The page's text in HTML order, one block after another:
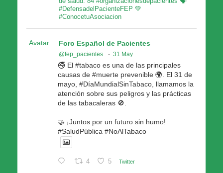
#DefensadelPacienteFEP 💚
#ConocetuAsociacion
Avatar Foro Español de Pacientes
@fep_pacientes · 31 May
🚭 El #tabaco es una de las principales
causas de #muerte prevenible 🌍. El 31 de
mayo, #DíaMundialSinTabaco, llamamos la
atención sobre sus peligros y las prácticas
de las tabacaleras 🚫.
🤝 ¡Juntos por un futuro sin humo!
#SaludPública #NoAlTabaco
4 5 Twitter